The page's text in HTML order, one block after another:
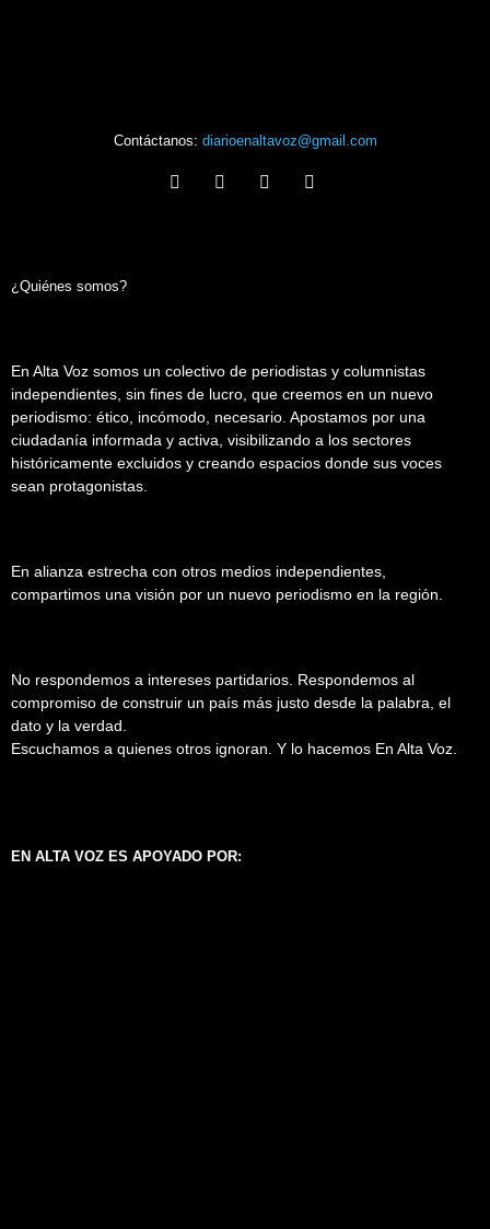
Contáctanos: diarioenaltavoz@gmail.com
¿Quiénes somos?
En Alta Voz somos un colectivo de periodistas y columnistas
independientes, sin fines de lucro, que creemos en un nuevo
periodismo: ético, incómodo, necesario. Apostamos por una
ciudadanía informada y activa, visibilizando a los sectores
históricamente excluidos y creando espacios donde sus voces
sean protagonistas.
En alianza estrecha con otros medios independientes,
compartimos una visión por un nuevo periodismo en la región.
No respondemos a intereses partidarios. Respondemos al
compromiso de construir un país más justo desde la palabra, el
dato y la verdad.
Escuchamos a quienes otros ignoran. Y lo hacemos En Alta Voz.
EN ALTA VOZ ES APOYADO POR: